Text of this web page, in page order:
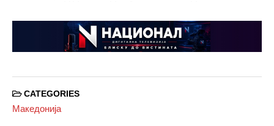
CATEGORIES
Македонија